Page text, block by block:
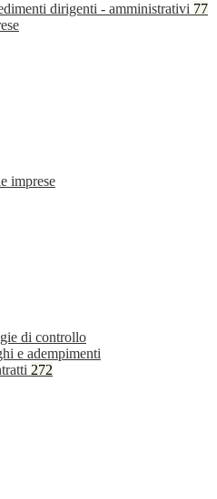
dirigenti - amministrativi 77
imprese
di controllo
e adempimenti
272